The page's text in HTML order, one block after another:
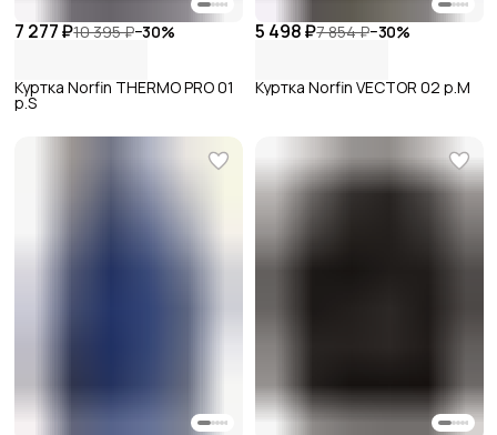
7 277 ₽10 395 ₽−30%
Куртка Norfin THERMO PRO 01
р.S
5 498 ₽7 854 ₽−30%
Куртка Norfin VECTOR 02 р.M